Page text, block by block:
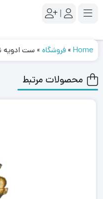
|
Home
»فروشگاه » ست ادویه نوا
محصولات مرتبط